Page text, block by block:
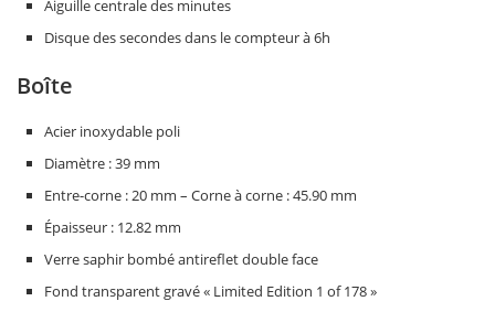
Aiguille centrale des minutes
Disque des secondes dans le compteur à 6h
Boîte
Acier inoxydable poli
Diamètre : 39 mm
Entre-corne : 20 mm – Corne à corne : 45.90 mm
Épaisseur : 12.82 mm
Verre saphir bombé antireflet double face
Fond transparent gravé « Limited Edition 1 of 178 »